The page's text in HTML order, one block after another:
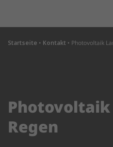
Startseite • Kontakt • Photovoltaik
Regen